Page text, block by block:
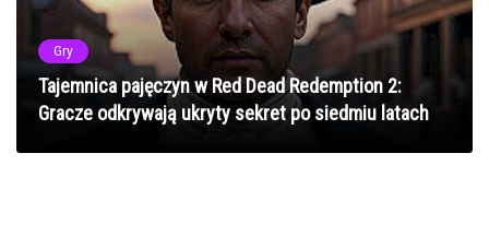
Gry
Tajemnica pajęczyn w Red Dead Redemption 2:
Gracze odkrywają ukryty sekret po siedmiu latach